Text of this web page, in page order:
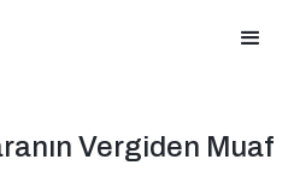
Vergiden Muaf